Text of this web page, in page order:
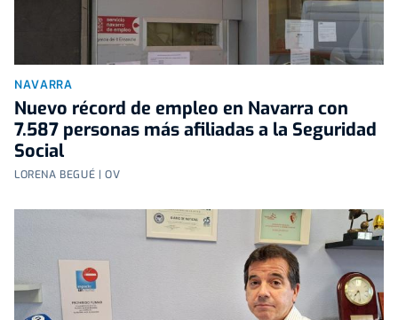
NAVARRA
Nuevo récord de empleo en Navarra con
7.587 personas más afiliadas a la Seguridad
Social
LORENA BEGUÉ | OV